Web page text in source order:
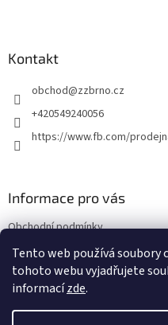
Tento web používá soubory
tohoto webu vyjadřujete
informacízde.
Kontakt
obchod@zzbrno.cz
+420549240056
https://www.fb.com/
Informace pro vás
Obchodní podmínky
Podmínky ochrany osobních údajů